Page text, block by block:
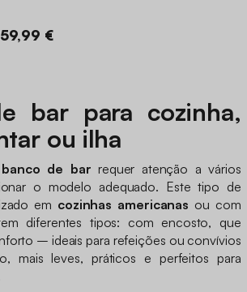
€
bar para cozinha,
ou ilha
banco de bar requer atenção a vários
o modelo adequado. Este tipo de
em cozinhas americanas ou com
diferentes tipos: com encosto, que
– ideais para refeições ou convívios
mais leves, práticos e perfeitos para